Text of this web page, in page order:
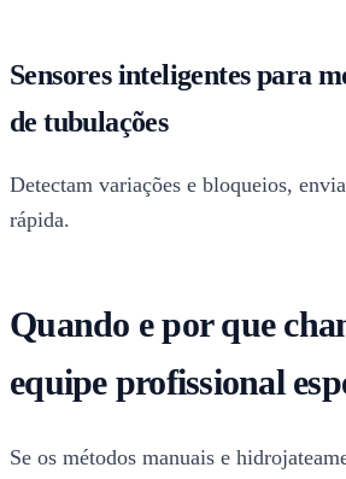
Sensores inteligentes para
de tubulações
Detectam variações e bloqueios,
rápida.
Quando e por que
equipe profissional
Se os métodos manuais e